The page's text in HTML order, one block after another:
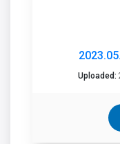
Uploaded: